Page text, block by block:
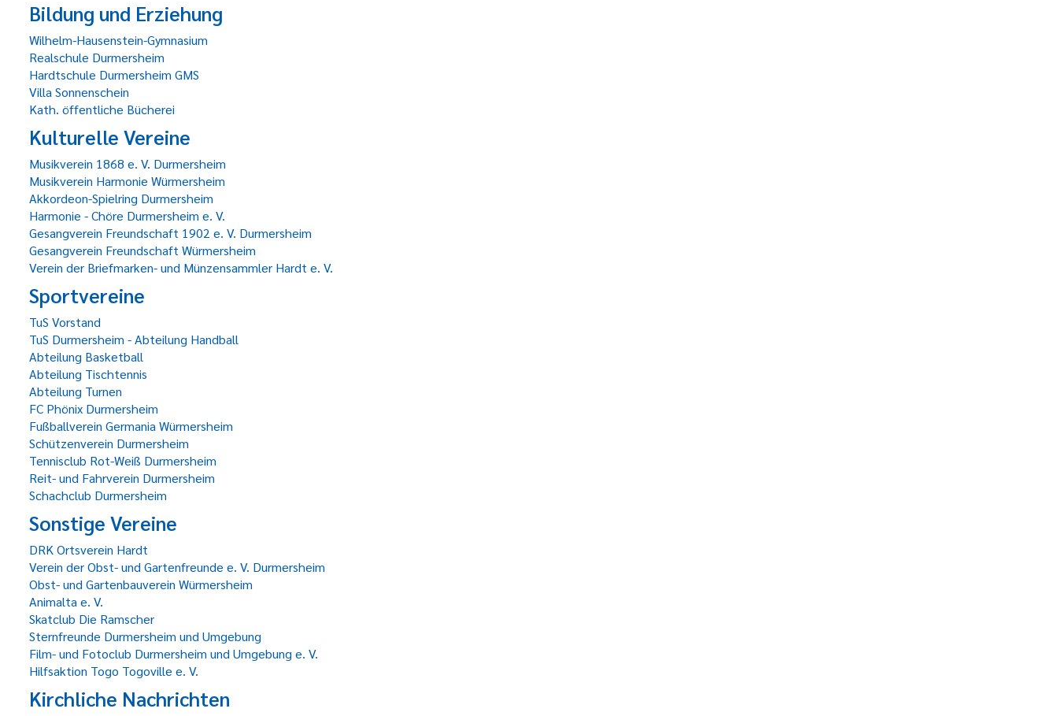
Bildung und Erziehung
Wilhelm-Hausenstein-Gymnasium
Realschule Durmersheim
Hardtschule Durmersheim GMS
Villa Sonnenschein
Kath. öffentliche Bücherei
Kulturelle Vereine
Musikverein 1868 e. V. Durmersheim
Musikverein Harmonie Würmersheim
Akkordeon-Spielring Durmersheim
Harmonie - Chöre Durmersheim e. V.
Gesangverein Freundschaft 1902 e. V. Durmersheim
Gesangverein Freundschaft Würmersheim
Verein der Briefmarken- und Münzensammler Hardt e. V.
Sportvereine
TuS Vorstand
TuS Durmersheim - Abteilung Handball
Abteilung Basketball
Abteilung Tischtennis
Abteilung Turnen
FC Phönix Durmersheim
Fußballverein Germania Würmersheim
Schützenverein Durmersheim
Tennisclub Rot-Weiß Durmersheim
Reit- und Fahrverein Durmersheim
Schachclub Durmersheim
Sonstige Vereine
DRK Ortsverein Hardt
Verein der Obst- und Gartenfreunde e. V. Durmersheim
Obst- und Gartenbauverein Würmersheim
Animalta e. V.
Skatclub Die Ramscher
Sternfreunde Durmersheim und Umgebung
Film- und Fotoclub Durmersheim und Umgebung e. V.
Hilfsaktion Togo Togoville e. V.
Kirchliche Nachrichten